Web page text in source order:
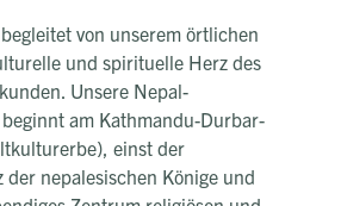
von unserem örtlichen
und spirituelle Herz des
Unsere Nepal-
am Kathmandu-Durbar-
einst der
nepalesischen Könige und